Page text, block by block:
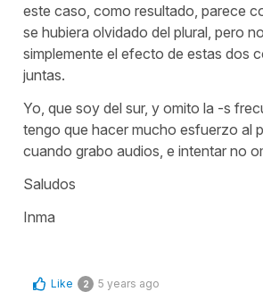
este caso, como resultado, parece
se hubiera olvidado del plural, pero
simplemente el efecto de estas dos
juntas.
Yo, que soy del sur, y omito la -s
tengo que hacer mucho esfuerzo al
cuando grabo audios, e intentar no
Saludos
Inma
Like 2 5 years ago